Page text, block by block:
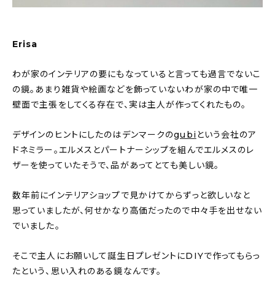
Erisa
わが家のインテリアの要にもなっていると言っても過言でないこ
の鏡。あまり雑貨や絵画などを飾っていないわが家の中で唯一
壁面で主張をしてくる存在で、実は主人が作ってくれたもの。
デザインのヒントにしたのはデンマークのgubi という会社のア
ドネミラー。エルメスとパートナーシップを組んでエルメスのレ
ザーを使っていたそうで、品があってとても美しい鏡。
数年前にインテリアショップで見かけてからずっと欲しいなと
思っていましたが、何せかなり高価だったので中々手を出せない
でいました。
そこで主人にお願いして誕生日プレゼントにDIYで作ってもらっ
たという、思い入れのある鏡なんです。